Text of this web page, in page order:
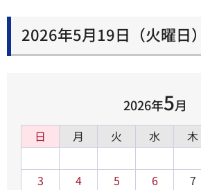
2026年5月19日（火曜日
2026年5月
日 月 火 水 木
3
4 5 6 7